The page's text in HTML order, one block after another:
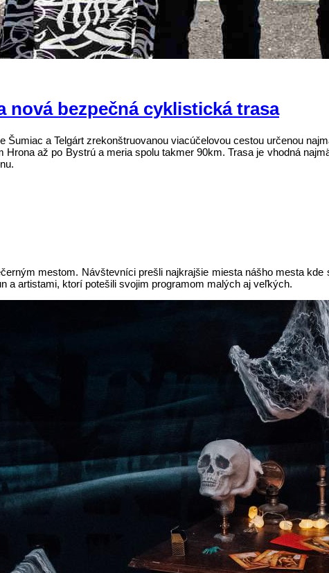
nová bezpečná cyklistická trasa
a Telgárt zrekonštruovanou viacúčelovou cestou určenou
Hrona až po Bystrú a meria spolu takmer 90km. Trasa je vhodná
mestom. Návštevníci prešli najkrajšie miesta nášho mesta
a artistami, ktorí potešili svojim programom malých aj veľkých.